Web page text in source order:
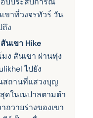
ขาที่วงจรทัวร์ วัน
ง
นเขา Hike
ง สันเขา ผ่านทุ่ง
ไปยัง
สถานที่แสวงบุญ
ในเนปาลตามตํา
ถวายร่างของเขา